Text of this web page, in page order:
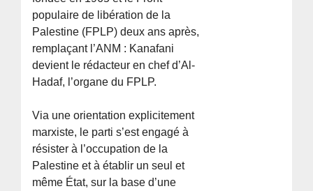
populaire de libération de la
Palestine (FPLP) deux ans après,
remplaçant l’ANM : Kanafani
devient le rédacteur en chef d’Al-
Hadaf, l’organe du FPLP.
Via une orientation explicitement
marxiste, le parti s’est engagé à
résister à l’occupation de la
Palestine et à établir un seul et
même État, sur la base d’une